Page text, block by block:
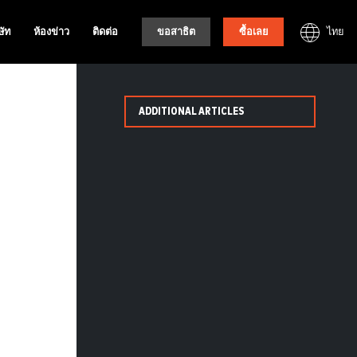
ท ห้องข่าว ติดต่อ ขอสาธิต ซื้อเลย ไทย
ADDITIONAL ARTICLES